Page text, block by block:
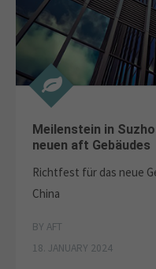
Meilenstein in
neuen aft Gebäudes
Richtfest für das neue
China
BY AFT
18. JANUARY 2024